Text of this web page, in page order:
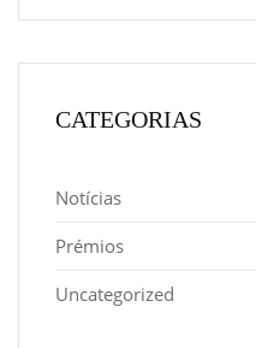
CATEGORIAS
Notícias
Prémios
Uncategorized